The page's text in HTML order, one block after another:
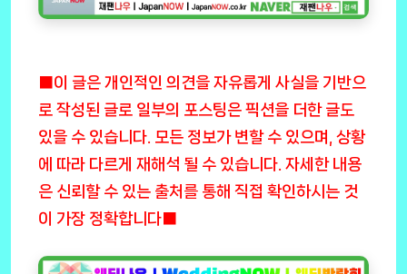
■이 글은 개인적인 의견을 자유롭게 사실을 기반으
로 작성된 글로 일부의 포스팅은 픽션을 더한 글도
있을 수 있습니다. 모든 정보가 변할 수 있으며, 상황
에 따라 다르게 재해석 될 수 있습니다. 자세한 내용
은 신뢰할 수 있는 출처를 통해 직접 확인하시는 것
이 가장 정확합니다■